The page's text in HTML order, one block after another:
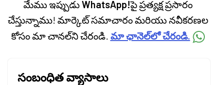
మేము ఇప్పుడుWhatsApp!పై ప్రత్యక్ష ప్రసారం
చేస్తున్నాము! మార్కెట్ సమాచారం మరియు నవీకరణల
కోసం మా చానల్‌ని చేరండి. మా ఛానెల్‌లో చేరండి.
సంబంధిత వ్యాసాలు